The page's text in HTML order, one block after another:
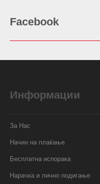
Facebook
Информации
За Нас
Начин на плаќање
Бесплатна испорака
Нарачка и лично подигање